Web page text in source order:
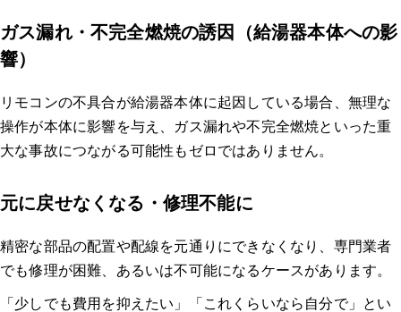
ガス漏れ・不完全燃焼の誘因（給湯器本体への影
響）
リモコンの不具合が給湯器本体に起因している場合、無理な
操作が本体に影響を与え、ガス漏れや不完全燃焼といった重
大な事故につながる可能性もゼロではありません。
元に戻せなくなる・修理不能に
精密な部品の配置や配線を元通りにできなくなり、専門業者
でも修理が困難、あるいは不可能になるケースがあります。
「少しでも費用を抑えたい」「これくらいなら自分で」とい